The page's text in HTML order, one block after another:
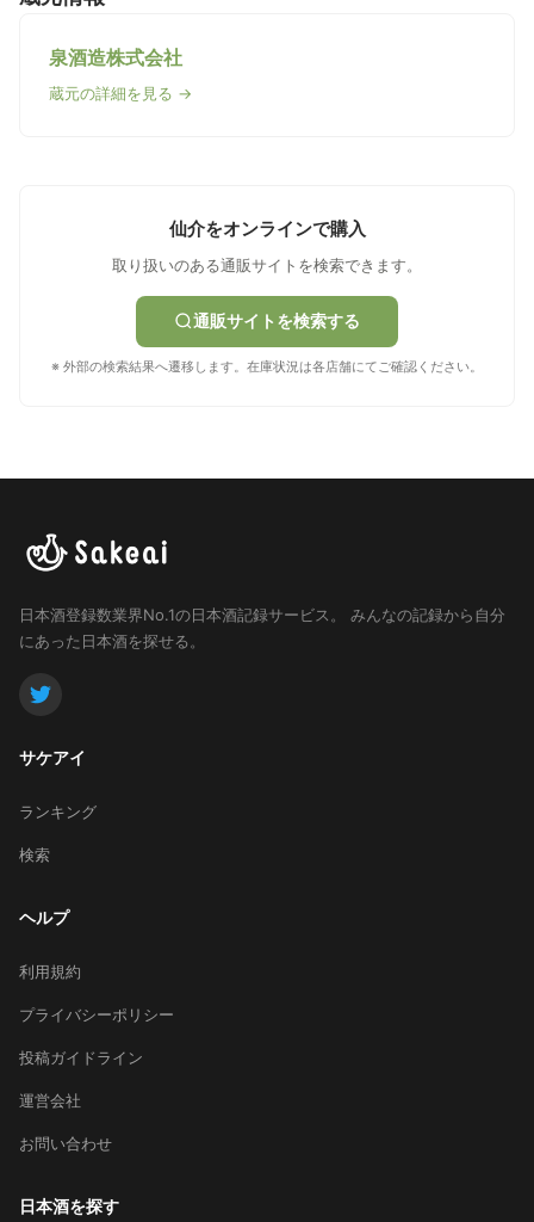
泉酒造株式会社
蔵元の詳細を見る →
仙介をオンラインで購入
取り扱いのある通販サイトを検索できます。
通販サイトを検索する
※ 外部の検索結果へ遷移します。在庫状況は各店舗にてご確認ください。
日本酒登録数業界No.1の日本酒記録サービス。
みんなの記録から自分
にあった日本酒を探せる。
サケアイ
ランキング
検索
ヘルプ
利用規約
プライバシーポリシー
投稿ガイドライン
運営会社
お問い合わせ
日本酒を探す